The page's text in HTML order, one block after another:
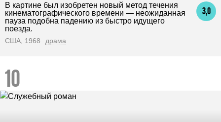
3,0
В картине был изобретен новый метод течения
кинематографического времени — неожиданная
пауза подобна падению из быстро идущего
поезда.
США, 1968 драма